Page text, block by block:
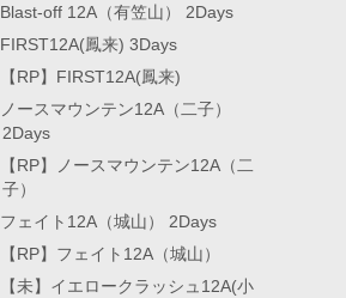
Blast-off 12A（有笠山） 2Days
FIRST12A(鳳来) 3Days
【RP】FIRST12A(鳳来)
ノースマウンテン12A（二子）
2Days
【RP】ノースマウンテン12A（二
子）
フェイト12A（城山） 2Days
【RP】フェイト12A（城山）
【未】イエロークラッシュ12A(小